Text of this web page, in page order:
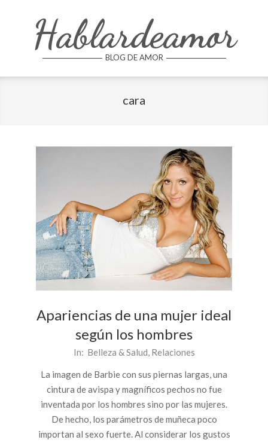
Hablardeamor
BLOG DE AMOR
cara
Apariencias de una mujer ideal
según los hombres
05
In: Belleza & Salud, Relaciones
La imagen de Barbie con sus piernas largas, una
cintura de avispa y magníficos pechos no fue
inventada por los hombres sino por las mujeres.
De hecho, los parámetros de muñeca poco
importan al sexo fuerte. Al considerar los gustos